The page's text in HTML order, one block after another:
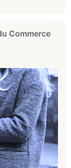
Commerce